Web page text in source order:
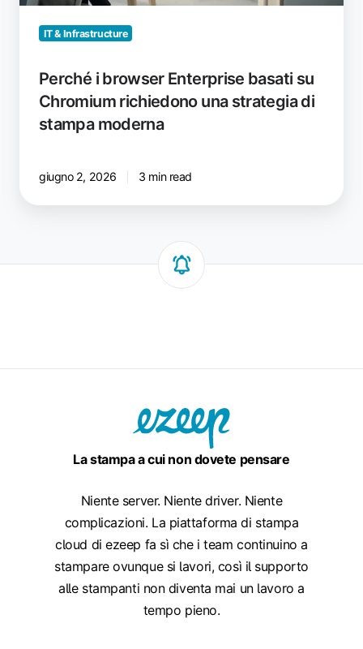
strategia
moderna
IT & Infrastructure
Perché i browser Enterprise basati su
Chromium richiedono una strategia di
stampa moderna
giugno 2, 2026 3 min read
La stampa a cui non dovete pensare
Niente server. Niente driver. Niente
complicazioni. La piattaforma di stampa
cloud di ezeep fa sì che i team continuino a
stampare ovunque si lavori, così il supporto
alle stampanti non diventa mai un lavoro a
tempo pieno.